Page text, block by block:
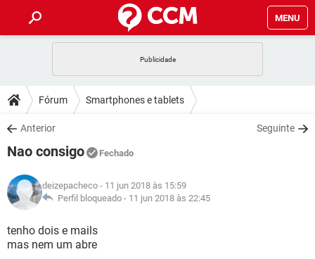
MENU
CELULAR FACEBOOK
OUTLOOK
INSTAGRAM
GUIA DE COMPRAS
DICAS
JOGOS WHATSAPP
INSTAGRAM GMAIL
GUIA DE COMPRAS
DOWNLOADS
JOGOS
CELULAR
OUTLOOK EXCEL
INSTAGRAM
GUIA DE COMPRAS
JOGOS WHATSAPP
CELULAR
OUTLOOK
GLOSSÁRIO
JOGOS
CELULAR
Fórum Smartphones e tablets
Anterior Seguinte
Nao consigo Fechado
deizepacheco - 11 jun 2018 às 15:59
Perfil bloqueado - 11 jun 2018 às 22:45
tenho dois e mails
mas nem um abre